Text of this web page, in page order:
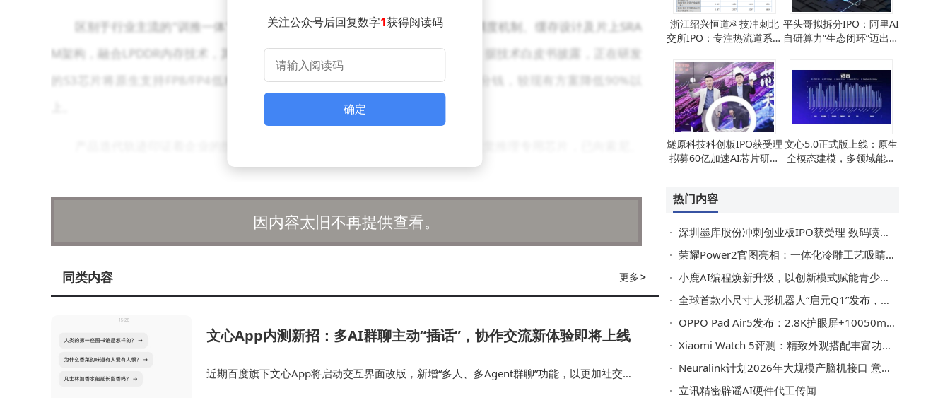
区别于行业主流的"训推一体"架构，曦望选择专注推理场景优化。通过重构调度机制、缓存设计及片上SRA
M架构，融合LPDDR内存技术，其芯片在单位Token推理成本上实现数量级突破。据技术白皮书披露，正在研发
的S3芯片将原生支持FP8/FP4低精度计算，目标将百万Token推理成本压缩至1分钱，较现有方案降低90%以
小米等企业授权IP；2024年推出的S2芯片实现CUDA生态兼容，成功适配DeepSeek、Qwen等主流模型；即将
在2026年面世的S3芯片则定位"推理性价比之王"，在能耗控制与计算密度上达到行业新高度。这种三代产品协
同发展的格局，使其能够覆盖从边缘设备到数据中心的完整推理场景。
芯片则直接切入AI算力市场，与多家云服务提供商达成合作意向。据内部人士透露，过去四年20亿元的研发投
入，主要聚焦在编译器优化、芯片互联等底层技术创新，这些积累正在转化为显著的成本优势。
"当推理成本下降90%，我们改变的不仅是芯片市场格局，更是整个AI产业的成本结构。"王湛在近期技术分
享会上强调。这种以极致性价比重构产业生态的思路，正吸引着越来越多合作伙伴加入其生态体系。随着S3芯片
关注公众号后回复数字1获得阅读码
确定
因内容太旧不再提供查看。
更多>
同类内容
文心App内测新招：多AI群聊主动“插话”，协作交流新体验即将上线
近期百度旗下文心App将启动交互界面改版，新增“多人、多Agent群聊”功能，以更加社交
浙江绍兴恒道科技冲刺北
交所IPO：专注热流道系统
平头哥拟拆分IPO：阿里AI
自研算力“生态闭环”迈出关
燧原科技科创板IPO获受理
拟募60亿加速AI芯片研发
文心5.0正式版上线：原生
全模态建模，多领域能力
热门内容
深圳墨库股份冲刺创业板IPO获受理 数码喷印墨水领域“小巨人”再启新程
荣耀Power2官图亮相：一体化冷雕工艺吸睛，1月5日发布续航再升级
小鹿AI编程焕新升级，以创新模式赋能青少年AI时代核心竞争力
全球首款小尺寸人形机器人“启元Q1”发布，可折叠装背包面向多领域用户
OPPO Pad Air5发布：2.8K护眼屏+10050mAh大电池，学习平板新选择
Xiaomi Watch 5评测：精致外观搭配丰富功能 引领智能手表新潮流
Neuralink计划2026年大规模产脑机接口 意念操控机械臂助患者重获自理力
立讯精密辟谣AI硬件代工传闻